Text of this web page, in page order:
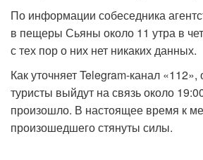
По информации собеседника
в пещеры Сьяны около 11 утра в
с тех пор о них нет никаких данных.
Как уточняет Telegram-канал
туристы выйдут на связь около
произошло. В настоящее время к
произошедшего стянуты силы.